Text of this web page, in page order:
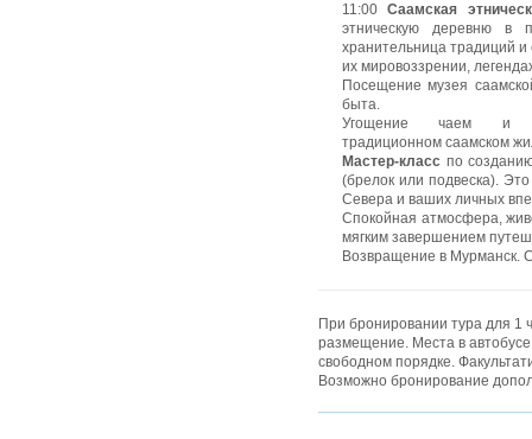
11:00Саамская
этническую деревню в
хранительница традиций
их мировоззрении,
Посещение музея
быта.
Угощение чаем
традиционном саамском
Мастер-класс по
(брелок или подвеска).
Севера и ваших личных
Спокойная атмосфера,
мягким завершением
Возвращение в Мурманск.
При бронировании тура для 1
размещение. Места в
свободном порядке.
Возможно бронирование